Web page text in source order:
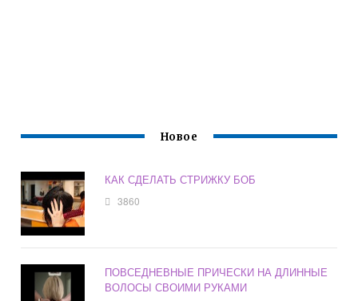
Новое
КАК СДЕЛАТЬ СТРИЖКУ БОБ
3860
ПОВСЕДНЕВНЫЕ ПРИЧЕСКИ НА ДЛИННЫЕ
ВОЛОСЫ СВОИМИ РУКАМИ